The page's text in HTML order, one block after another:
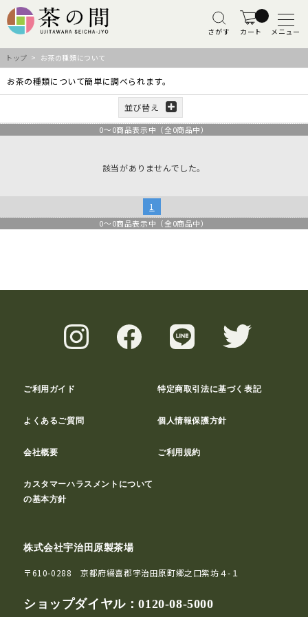
さがす カート メニュー
トップ > お茶の種類について
お茶の種類について簡単に調べられます。
並び替え
0～0商品表示中（全0商品中）
該当がありませんでした。
1
0～0商品表示中（全0商品中）
ご利用ガイド 特定商取引法に基づく表記
よくあるご質問 個人情報保護方針
会社概要 ご利用規約
カスタマーハラスメントについて
の基本方針
株式会社宇治田原製茶場
〒610-0288 京都府綴喜郡宇治田原町郷之口紫坊４-１
ショップダイヤル：0120-08-5000